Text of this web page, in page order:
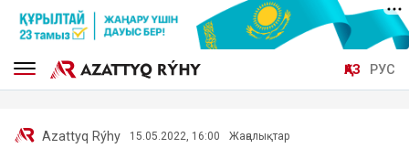
ҚАЗ РУС
Azattyq Rýhy 15.05.2022, 16:00 Жаңалықтар